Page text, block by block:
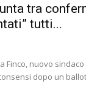
tra
tutti...
Finco, nuovo
dopo un